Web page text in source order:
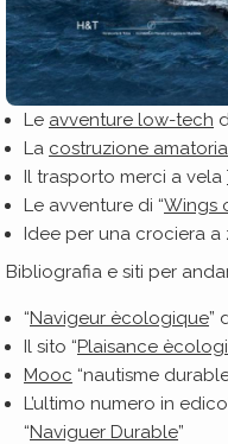
Le avventure low-tech
La costruzione
Il trasporto merci a vela
Le avventure di “Wings
Idee per una crociera a
Bibliografia e siti per
“Navigeur ècologique”
Il sito “Plaisance
Mooc “nautisme
L’ultimo numero in
“Naviguer Durable”